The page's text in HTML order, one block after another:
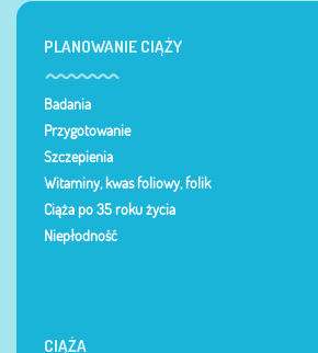
PLANOWANIE CIĄŻY
Badania
Przygotowanie
Szczepienia
Witaminy, kwas foliowy, folik
Ciąża po 35 roku życia
Niepłodność
CIĄŻA